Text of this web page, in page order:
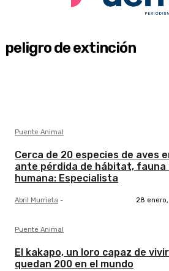
peligro de extinción
Puente Animal
Cerca de 20 especies de aves
ante pérdida de hábitat, fauna
humana: Especialista
Abril Murrieta - 28
Puente Animal
El kakapo, un loro capaz de
quedan 200 en el mundo